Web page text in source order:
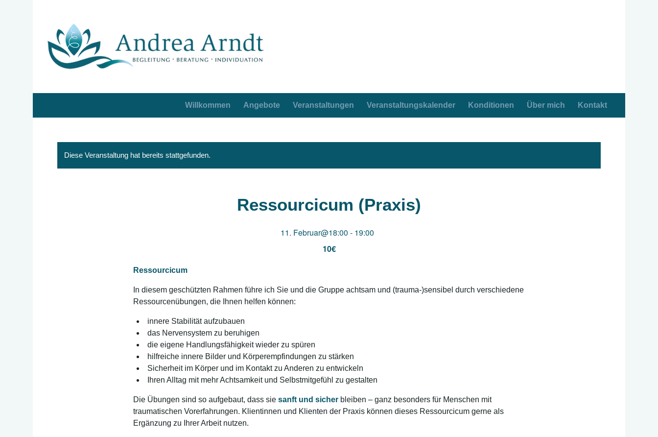
Kontakt
Über mich
Konditionen
Veranstaltungskalender
Veranstaltungen
Angebote
Willkommen
Diese Veranstaltung hat bereits stattgefunden.
Ressourcicum (Praxis)
11. Februar@18:00 - 19:00
10€
Ressourcicum
In diesem geschützten Rahmen führe ich Sie und die Gruppe achtsam und (trauma-)sensibel durch verschiedene
Ressourcenübungen, die Ihnen helfen können:
innere Stabilität aufzubauen
das Nervensystem zu beruhigen
die eigene Handlungsfähigkeit wieder zu spüren
hilfreiche innere Bilder und Körperempfindungen zu stärken
Sicherheit im Körper und im Kontakt zu Anderen zu entwickeln
Ihren Alltag mit mehr Achtsamkeit und Selbstmitgefühl zu gestalten
Die Übungen sind so aufgebaut, dass sie sanft und sicher bleiben – ganz besonders für Menschen mit
traumatischen Vorerfahrungen. Klientinnen und Klienten der Praxis können dieses Ressourcicum gerne als
Ergänzung zu Ihrer Arbeit nutzen.